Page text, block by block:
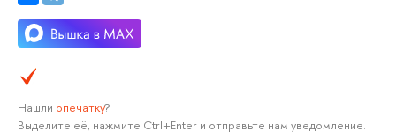
Нашли опечатку?
Выделите её, нажмите Ctrl+Enter и отправьте нам уведомление.